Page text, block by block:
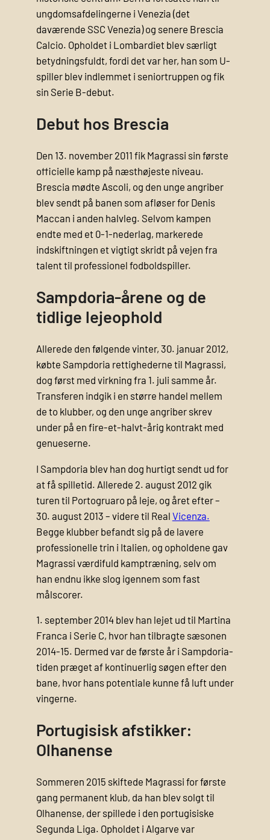
ungdomsafdelingerne i Venezia (det
daværende SSC Venezia) og senere Brescia
Calcio. Opholdet i Lombardiet blev særligt
betydningsfuldt, fordi det var her, han som U-
spiller blev indlemmet i seniortruppen og fik
sin Serie B-debut.
Debut hos Brescia
Den 13. november 2011 fik Magrassi sin første
officielle kamp på næsthøjeste niveau.
Brescia mødte Ascoli, og den unge angriber
blev sendt på banen som afløser for Denis
Maccan i anden halvleg. Selvom kampen
endte med et 0-1-nederlag, markerede
indskiftningen et vigtigt skridt på vejen fra
talent til professionel fodboldspiller.
Sampdoria-årene og de
tidlige lejeophold
Allerede den følgende vinter, 30. januar 2012,
købte Sampdoria rettighederne til Magrassi,
dog først med virkning fra 1. juli samme år.
Transferen indgik i en større handel mellem
de to klubber, og den unge angriber skrev
under på en fire-et-halvt-årig kontrakt med
genueserne.
I Sampdoria blev han dog hurtigt sendt ud for
at få spilletid. Allerede 2. august 2012 gik
turen til Portogruaro på leje, og året efter –
30. august 2013 – videre til Real Vicenza.
Begge klubber befandt sig på de lavere
professionelle trin i Italien, og opholdene gav
Magrassi værdifuld kamptræning, selv om
han endnu ikke slog igennem som fast
målscorer.
1. september 2014 blev han lejet ud til Martina
Franca i Serie C, hvor han tilbragte sæsonen
2014-15. Dermed var de første år i Sampdoria-
tiden præget af kontinuerlig søgen efter den
bane, hvor hans potentiale kunne få luft under
vingerne.
Portugisisk afstikker:
Olhanense
Sommeren 2015 skiftede Magrassi for første
gang permanent klub, da han blev solgt til
Olhanense, der spillede i den portugisiske
Segunda Liga. Opholdet i Algarve var